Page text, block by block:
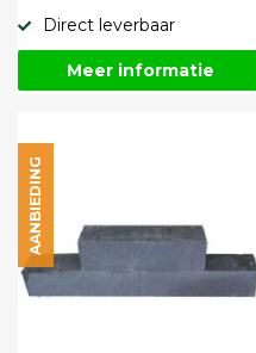
Direct leverbaar
Meer informatie
AANBIEDING